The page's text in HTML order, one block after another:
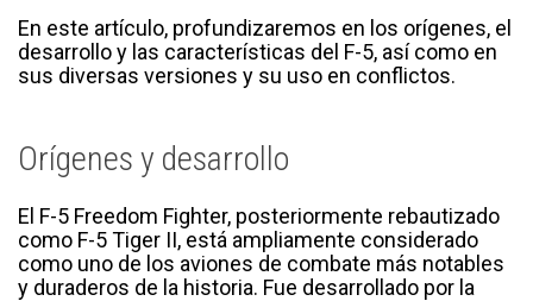
En este artículo, profundizaremos en los orígenes, el
desarrollo y las características del F-5, así como en
sus diversas versiones y su uso en conflictos.
Orígenes y desarrollo
El F-5 Freedom Fighter, posteriormente rebautizado
como F-5 Tiger II, está ampliamente considerado
como uno de los aviones de combate más notables
y duraderos de la historia. Fue desarrollado por la